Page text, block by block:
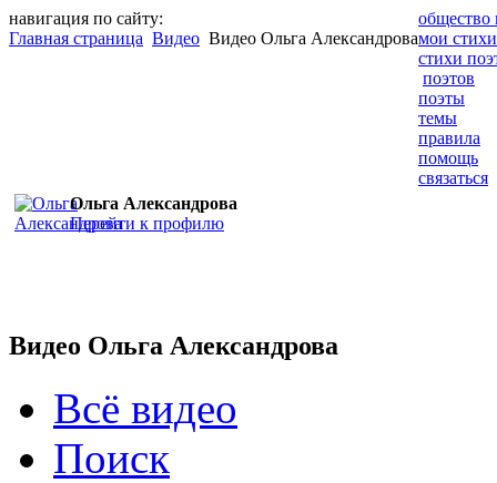
навигация по сайту:
Главная страница Видео Видео Ольга Александрова
общество
мои стихи
стихи
поэтов
поэты
темы
правила
помощь
связаться
Ольга Александрова
Перейти к профилю
Видео Ольга Александрова
Всё видео
Поиск